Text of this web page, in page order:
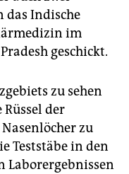
das Indische
im
geschickt.
zu sehen
der
zu
Teststäbe in den
Laborergebnissen